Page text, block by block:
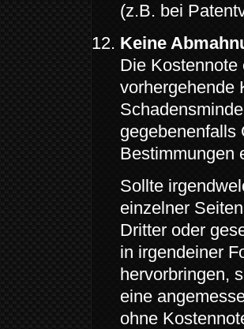
(z.B. bei
Keine
Die Kostennote
vorhergehende
gegebenenfalls
Bestimmungen
Sollte
einzelner
Dritter oder
in irgendeiner
hervorbringen,
eine
ohne